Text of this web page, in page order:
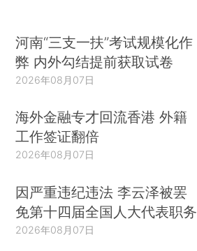
河南“三支一扶”考试规模化作
弊 内外勾结提前获取试卷
2026年08月07日
海外金融专才回流香港 外籍
工作签证翻倍
2026年08月07日
因严重违纪违法 李云泽被罢
免第十四届全国人大代表职务
2026年08月07日